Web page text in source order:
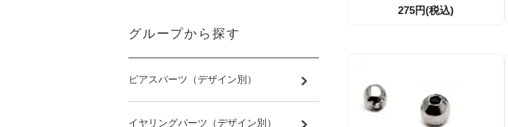
ラウンドビーズ 10個／100個
275円(税込)
グループから探す
ピアスパーツ（デザイン別）
イヤリングパーツ（デザイン別）